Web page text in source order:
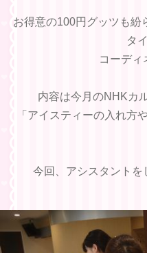
お得意の100円グッツも紛
タ
コーディ
内容は今月のNHKカ
「アイスティーの入れ方
今回、アシスタントを